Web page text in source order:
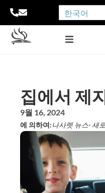
한국어
집에서 제
9월 16, 2024
에 의하여:나사렛 뉴스- 새